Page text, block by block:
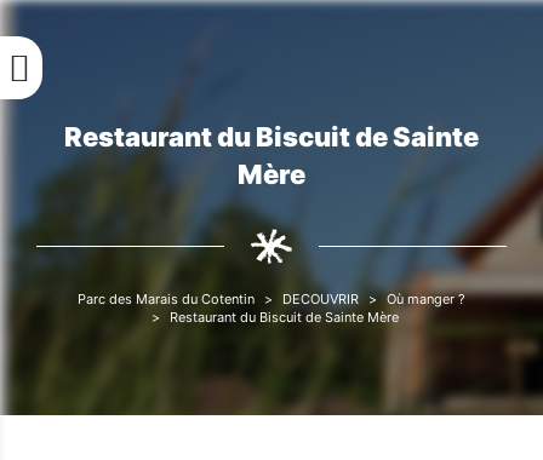
Aller
contenu
principal
Fil
d'Ariane
Restaurant du Biscuit de Sainte
Mère
d'Ariane
Parc des Marais du Cotentin DECOUVRIR
Où manger ?
Restaurant du Biscuit de Sainte Mère